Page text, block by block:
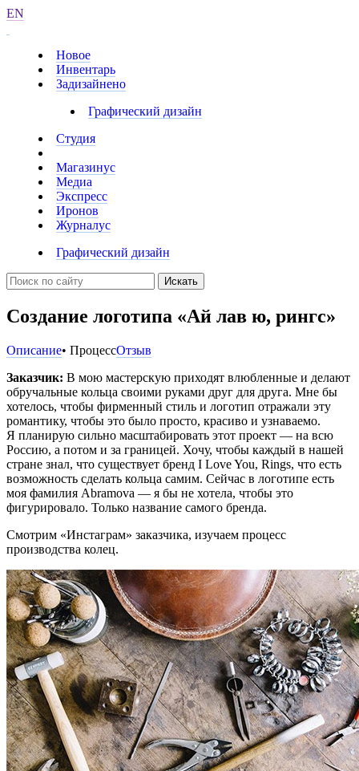
EN
Новое
Инвентарь
Задизайнено
Графический дизайн
Студия
Магазинус
Медиа
Экспресс
Иронов
Журналус
Графический дизайн
Искать
Создание логотипа «Ай лав ю, рингс»
Описание• ПроцессОтзыв
Заказчик: В мою мастерскую приходят влюбленные и делают
обручальные кольца своими руками друг для друга. Мне бы
хотелось, чтобы фирменный стиль и логотип отражали эту
романтику, чтобы это было просто, красиво и узнаваемо.
Я планирую сильно масштабировать этот проект — на всю
Россию, а потом и за границей. Хочу, чтобы каждый в нашей
стране знал, что существует бренд I Love You, Rings, что есть
возможность сделать кольца самим. Сейчас в логотипе есть
моя фамилия Abramova — я бы не хотела, чтобы это
фигурировало. Только название самого бренда.
Смотрим «Инстаграм» заказчика, изучаем процесс
производства колец.